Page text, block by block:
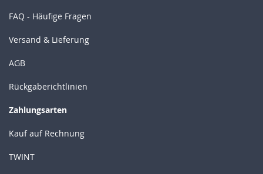
FAQ - Häufige Fragen
Versand & Lieferung
AGB
Rückgaberichtlinien
Zahlungsarten
Kauf auf Rechnung
TWINT